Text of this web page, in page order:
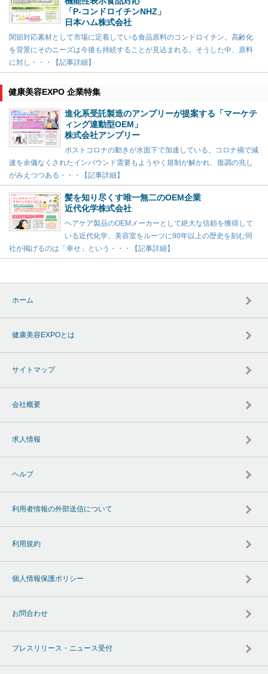
「P-コンドロイチンNHZ」
日本ハム株式会社
関節対応素材として市場に定着している食品原料のコンドロイチン。高齢化
を背景にそのニーズは今後も持続することが見込まれる。そうした中、原料
に対し・・・【記事詳細】
健康美容EXPO 企業特集
進化系受託製造のアンプリーが提案する「マーケテ
ィング連動型OEM」
株式会社アンプリー
ポストコロナの動きが水面下で加速している。コロナ禍で減
速を余儀なくされたインバウンド需要もようやく規制が解かれ、復調の兆し
がみえつつある・・・【記事詳細】
髪を知り尽くす唯一無二のOEM企業
近代化学株式会社
ヘアケア製品のOEMメーカーとして絶大な信頼を獲得して
いる近代化学。美容室をルーツに90年以上の歴史を刻む同
社が掲げるのは「幸せ」という・・・【記事詳細】
ホーム
健康美容EXPOとは
サイトマップ
会社概要
求人情報
ヘルプ
利用者情報の外部送信について
利用規約
個人情報保護ポリシー
お問合わせ
プレスリリース・ニュース受付